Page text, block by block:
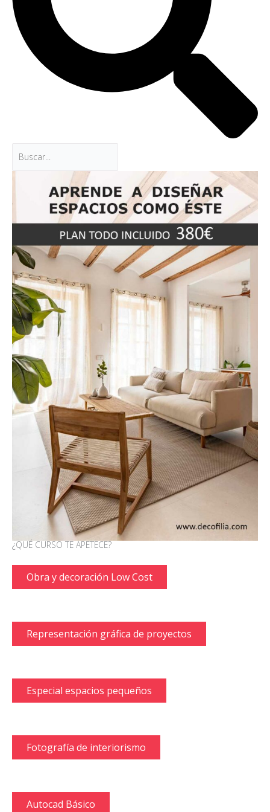
¿QUÉ CURSO TE APETECE?
Obra y decoración Low Cost
Representación gráfica de proyectos
Especial espacios pequeños
Fotografía de interiorismo
Autocad Básico